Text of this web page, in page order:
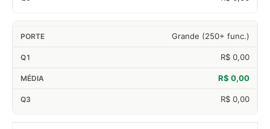
Grande (250+ func.)
R$ 0,00
R$ 0,00
R$ 0,00